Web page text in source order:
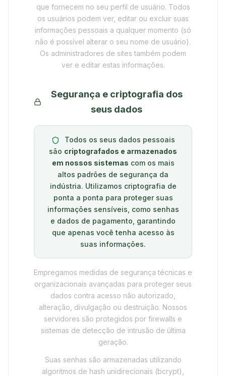
que fornecem no seu perfil de usuário. Todos
os usuários podem ver, editar ou excluir suas
informações pessoais a qualquer momento (só
não é possível alterar o seu nome de usuário).
Os administradores de sites também podem
ver e editar estas informações.
Segurança e criptografia dos
seus dados
Todos os seus dados pessoais
são criptografados e armazenados
em nossos sistemas com os mais
altos padrões de segurança da
indústria. Utilizamos criptografia de
ponta a ponta para proteger suas
informações sensíveis, como senhas
e dados de pagamento, garantindo
que apenas você tenha acesso às
suas informações.
Empregamos medidas de segurança técnicas e
organizacionais avançadas para proteger seus
dados contra acesso não autorizado,
alteração, divulgação ou destruição. Nossos
servidores são protegidos por firewalls e
sistemas de detecção de intrusão de última
geração.
Suas senhas são armazenadas utilizando
algoritmos de hash unidirecionais (bcrypt),